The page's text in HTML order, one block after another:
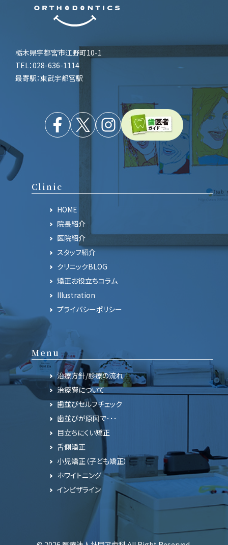
栃木県宇都宮市江野町10-1
TEL：028-636-1114
最寄駅：東武宇都宮駅
Clinic
HOME
院長紹介
医院紹介
スタッフ紹介
クリニックBLOG
矯正お役立ちコラム
Illustration
プライバシーポリシー
Menu
治療方針/診療の流れ
治療費について
歯並びセルフチェック
歯並びが原因で･･･
目立ちにくい矯正
舌側矯正
小児矯正（子ども矯正）
ホワイトニング
インビザライン